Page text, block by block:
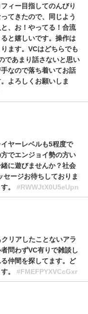
ィー目指してのんびり
てきたので、同じよう
、お！やってる！合流
と嬉しいです。操作は
ます。VCはどちらでも
であまり話さないと思い
なので落ち着いてお話
よろしくお願いしま
ヤーレベルも5程度で
でエンジョイ勢の方い
に遊びませんか？社会
セージお待ちしておりま
。 #RWWJtX0U5eUpn
リアしたことないアラ
問わずVC有りで雑談し
仲間を探してます。ど
。 #FMEFPYXVCcGxr